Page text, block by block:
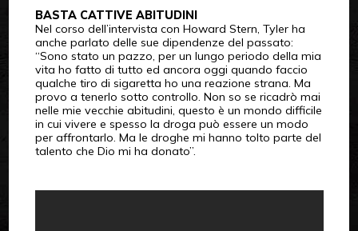
BASTA CATTIVE ABITUDINI
Nel corso dell’intervista con Howard Stern, Tyler ha
anche parlato delle sue dipendenze del passato:
“Sono stato un pazzo, per un lungo periodo della mia
vita ho fatto di tutto ed ancora oggi quando faccio
qualche tiro di sigaretta ho una reazione strana. Ma
provo a tenerlo sotto controllo. Non so se ricadrò mai
nelle mie vecchie abitudini, questo è un mondo difficile
in cui vivere e spesso la droga può essere un modo
per affrontarlo. Ma le droghe mi hanno tolto parte del
talento che Dio mi ha donato”.